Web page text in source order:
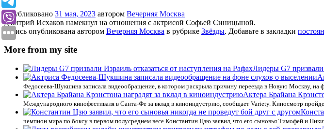
Опубликовано 31 мая, 2023 автором Вечерняя Москва
Дмитрий Исхаков намекнул на отношения с актрисой Софьей Синицыной.
Запись опубликована автором Вечерняя Москва в рубрике Звёзды. Добавьте в закладки
More from my site
Лидеры G7 призвали
Федосеева-Шукшина записала видеообращение, в котором раскрыла причину переезда в Новую Москву, на
Актера Брайана
Международного кинофестиваля в Санта-Фе за вклад в киноиндустрию, сообщает Variety. Киносмотр
чемпион мира по боксу в первом полусреднем весе Константин Цзю заявил, что его сыновья Тимофей и